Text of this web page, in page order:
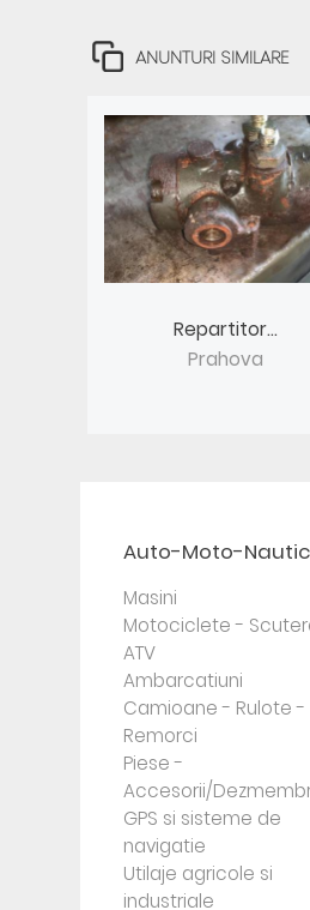
ANUNTURI SIMILARE
Repartitor...
Prahova
Auto-Moto-Nautic
Masini
Motociclete -
ATV
Ambarcatiuni
Camioane - Rulote -
Remorci
Piese -
Accesorii/
GPS si sisteme de
navigatie
Utilaje agricole si
industriale